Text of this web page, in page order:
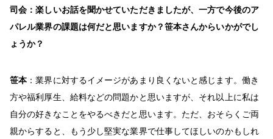
司会：楽しいお話を聞かせていただきましたが、一方で今後のア
パレル業界の課題は何だと思いますか？笹本さんからいかがでし
ょうか？
笹本：業界に対するイメージがあまり良くないと感じます。働き
方や福利厚生、給料などの問題かと思いますが、それ以上に私は
自分の好きなことをやるべきだと思います。ただ、おそらくご両
親からすると、もう少し堅実な業界で仕事してほしいのかもしれ